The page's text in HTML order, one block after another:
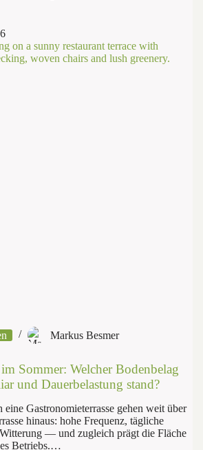
Markus Besmer
im Sommer: Welcher Bodenbelag
und Dauerbelastung stand?
Gastronomieterrasse gehen weit über
hinaus: hohe Frequenz, tägliche
— und zugleich prägt die Fläche
Betriebs.…